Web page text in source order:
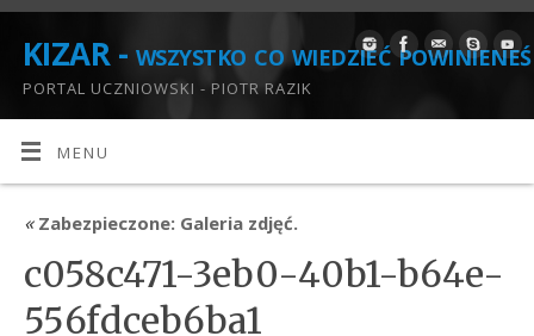
KIZAR - wszystko co wiedzieć powinieneś
PORTAL UCZNIOWSKI - PIOTR RAZIK
MENU
«Zabezpieczone: Galeria zdjęć.
c058c471-3eb0-40b1-b64e-
556fdceb6ba1